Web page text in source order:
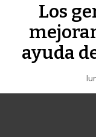
Los
ayuda